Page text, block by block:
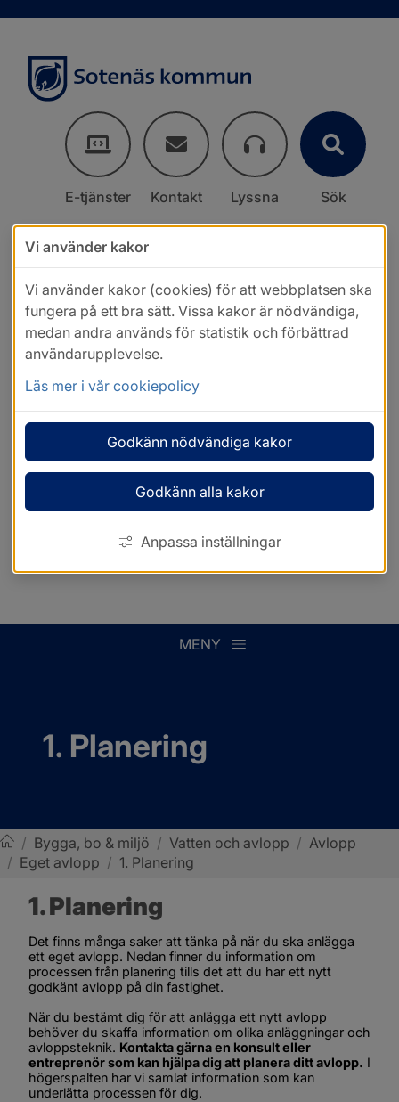
E-tjänster Kontakt Lyssna Sök
MENY
1. Planering
Sotenäs kommun
/ Bygga, bo & miljö / Vatten och avlopp / Avlopp
/ Eget avlopp / 1. Planering
1. Planering
Det finns många saker att tänka på när du ska anlägga
ett eget avlopp. Nedan finner du information om
processen från planering tills det att du har ett nytt
godkänt avlopp på din fastighet.
När du bestämt dig för att anlägga ett nytt avlopp
behöver du skaffa information om olika anläggningar och
avloppsteknik. Kontakta gärna en konsult eller
entreprenör som kan hjälpa dig att planera ditt avlopp. I
högerspalten har vi samlat information som kan
underlätta processen för dig.
Vi använder kakor
Vi använder kakor (cookies) för att webbplatsen ska
fungera på ett bra sätt. Vissa kakor är nödvändiga,
medan andra används för statistik och förbättrad
användarupplevelse.
Läs mer i vår cookiepolicy
Godkänn nödvändiga kakor
Godkänn alla kakor
Anpassa inställningar